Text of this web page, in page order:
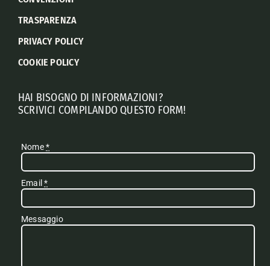
TRASPARENZA
PRIVACY POLICY
COOKIE POLICY
HAI BISOGNO DI INFORMAZIONI?
SCRIVICI COMPILANDO QUESTO FORM!
Nome*
Email*
Messaggio